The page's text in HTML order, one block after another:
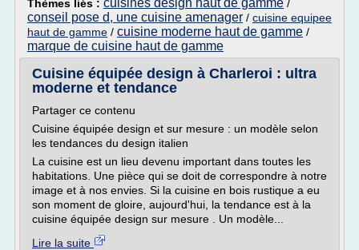
Thèmes liés : cuisines design haut de gamme /
conseil pose d, une cuisine amenager / cuisine equipee
haut de gamme / cuisine moderne haut de gamme /
marque de cuisine haut de gamme
Cuisine équipée design à Charleroi : ultra
moderne et tendance
Partager ce contenu
Cuisine équipée design et sur mesure : un modèle selon
les tendances du design italien
La cuisine est un lieu devenu important dans toutes les
habitations. Une pièce qui se doit de correspondre à notre
image et à nos envies. Si la cuisine en bois rustique a eu
son moment de gloire, aujourd'hui, la tendance est à la
cuisine équipée design sur mesure . Un modèle...
Lire la suite